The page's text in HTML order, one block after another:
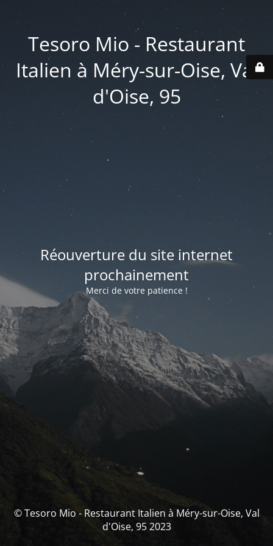
Tesoro Mio - Restaurant
Italien à Méry-sur-Oise, Val
d'Oise, 95
Réouverture du site internet
prochainement
Merci de votre patience !
© Tesoro Mio - Restaurant Italien à Méry-sur-Oise, Val
d'Oise, 95 2023